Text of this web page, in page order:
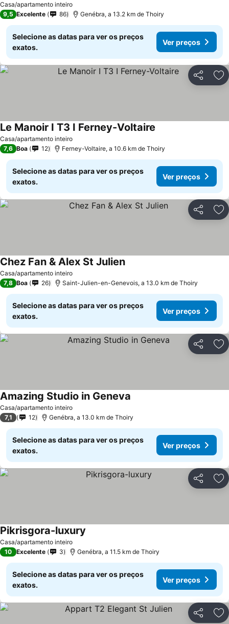
Casa/apartamento inteiro
9,5 Excelente 86 Genébra, a 13.2 km de Thoiry
Selecione as datas para ver os preços
exatos.
Ver preços
Partilhar
Casa/apartamento inteiro
Le Manoir I T3 I Ferney-Voltaire
7,6 Boa 12 Ferney-Voltaire, a 10.6 km de Thoiry
Selecione as datas para ver os preços
exatos.
Ver preços
Partilhar
Casa/apartamento inteiro
Chez Fan & Alex St Julien
7,8 Boa 26 Saint-Julien-en-Genevois, a 13.0 km de Thoiry
Selecione as datas para ver os preços
exatos.
Ver preços
Partilhar
Casa/apartamento inteiro
Amazing Studio in Geneva
7,1 12 Genébra, a 13.0 km de Thoiry
Selecione as datas para ver os preços
exatos.
Ver preços
Partilhar
Casa/apartamento inteiro
Pikrisgora-luxury
10 Excelente 3 Genébra, a 11.5 km de Thoiry
Selecione as datas para ver os preços
exatos.
Ver preços
Partilhar